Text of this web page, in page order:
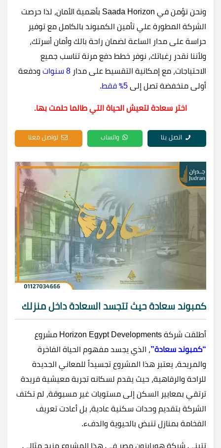
ونحن نؤمن في Saada Horizon بأهمية الأمان، لذا حرصت
الشركة المطورة علي تأمين الكمبوند بالكامل مع توفير
حراسة على مدار الساعة لضمان راحة بالك وأمان أسرتك،
ولأننا نقدر رغباتك، نوفر خطط دفع مرنة تناسب جميع
الاحتياجات، مع إمكانية التقسيط على مدار 8 سنوات
ودفعة
أولى منخفضة تصل إلى 5٪ فقط .
اختر سعادة لتعيش الحياة التي طالما حلمت بها.
اتصل بنا واتساب تواصل معنا
كمبوند سعادة حيث تتجسد السعادة داخل منزلك
أطلقت شركة Horizon Egypt Developments مشروع
“كمبوند سعادة”، الذي يجسد مفهوم الحياة الفاخرة
والمريحة، يعتبر هذا المشروع تجسيداً للمعاني الجديدة
للراحة والرفاهية، حيث يقدم لسكانه تجربة معيشية فريدة
ترتقي بمعايير السكن إلى مستويات غير مسبوقة، لم تكتف
الشركة بتقديم وحدات سكنية عادية، بل أعادت تعريف
الفخامة بمنازل تنبض بالحيوية والدفء.
تتبنى شركة هورايزون مصر في هذا المشروع مزيج مثالي